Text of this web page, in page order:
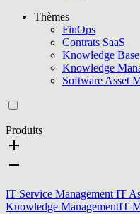
Thèmes
FinOps
Contrats SaaS
Knowledge Base
Knowledge
Software Asset
Produits
IT Service Management IT
Knowledge ManagementIT